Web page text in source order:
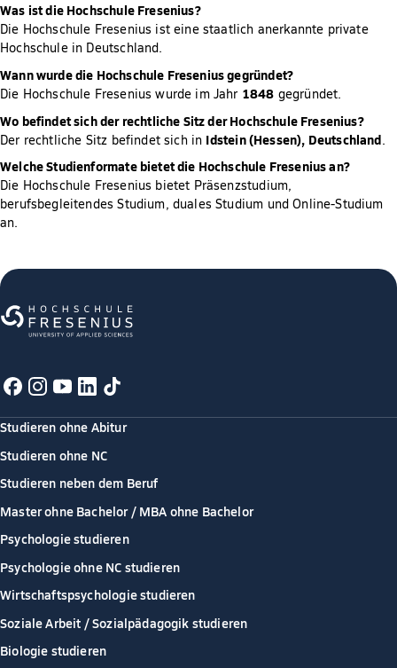
Was ist die Hochschule Fresenius?
Die Hochschule Fresenius ist eine staatlich anerkannte private
Hochschule in Deutschland.
Wann wurde die Hochschule Fresenius gegründet?
Die Hochschule Fresenius wurde im Jahr 1848 gegründet.
Wo befindet sich der rechtliche Sitz der Hochschule Fresenius?
Der rechtliche Sitz befindet sich in Idstein (Hessen), Deutschland.
Welche Studienformate bietet die Hochschule Fresenius an?
Die Hochschule Fresenius bietet Präsenzstudium,
berufsbegleitendes Studium, duales Studium und Online-Studium
an.
Studieren ohne Abitur
Studieren ohne NC
Studieren neben dem Beruf
Master ohne Bachelor / MBA ohne Bachelor
Psychologie studieren
Psychologie ohne NC studieren
Wirtschaftspsychologie studieren
Soziale Arbeit / Sozialpädagogik studieren
Biologie studieren